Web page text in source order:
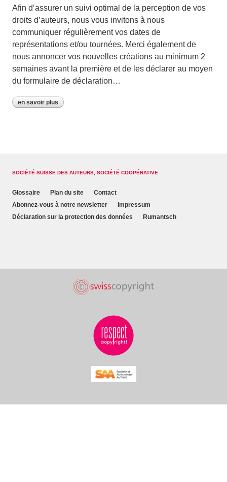
Afin d’assurer un suivi optimal de la perception de vos
droits d’auteurs, nous vous invitons à nous
communiquer régulièrement vos dates de
représentations et/ou tournées. Merci également de
nous annoncer vos nouvelles créations au minimum 2
semaines avant la première et de les déclarer au moyen
du formulaire de déclaration…
en savoir plus
SOCIÉTÉ SUISSE DES AUTEURS, SOCIÉTÉ COOPÉRATIVE
Glossaire Plan du site
Contact
Abonnez-vous à notre newsletter
Impressum
Déclaration sur la protection des données
Rumantsch